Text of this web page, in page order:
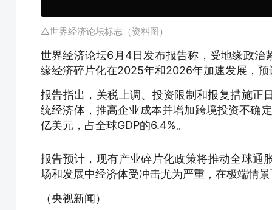
△世界经济论坛标志（资料图）
世界经济论坛6月4日发布报告称，受地缘政治
缘经济碎片化在2025年和2026年加速发展，
报告指出，关税上调、投资限制和报复措施正
统经济体，推高企业成本并增加跨境投资不确
亿美元，占全球GDP的6.4%。
报告预计，现有产业碎片化政策将推动全球
场和发展中经济体受冲击尤为严重，在极端情
（央视新闻）